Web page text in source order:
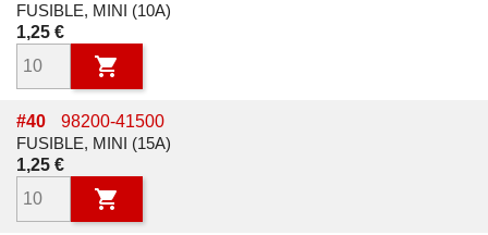
FUSIBLE, MINI (10A)
Prix
1,25 €

#40
98200-41500
FUSIBLE, MINI (15A)
Prix
1,25 €
